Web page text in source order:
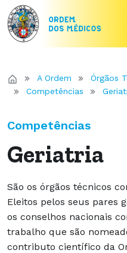
A Ordem Órgãos
Competências
Competências
Geriatria
São os órgãos técnicos
Eleitos pelos seus pares
os conselhos nacionais
trabalho que são
contributo científico da